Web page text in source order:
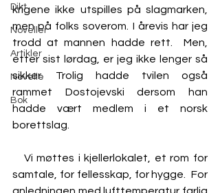
Dikt
Noveller
Artikler
Novelle
Bok
krigene ikke utspilles på slagmarken,
men på folks soverom. I årevis har jeg
trodd at mannen hadde rett.  Men,
etter sist lørdag, er jeg ikke lenger så
sikker. Trolig hadde tvilen også
rammet Dostojevski dersom han
hadde vært medlem i et norsk
borettslag.
samtale, for fellesskap, for hygge.  For